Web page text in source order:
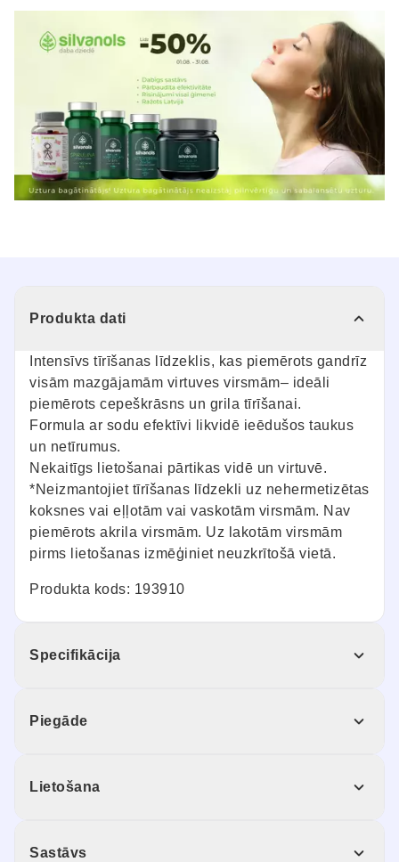
Produkta dati
Intensīvs tīrīšanas līdzeklis, kas piemērots gandrīz
visām mazgājamām virtuves virsmām– ideāli
piemērots cepeškrāsns un grila tīrīšanai.
Formula ar sodu efektīvi likvidē ieēdušos taukus
un netīrumus.
Nekaitīgs lietošanai pārtikas vidē un virtuvē.
*Neizmantojiet tīrīšanas līdzekli uz nehermetizētas
koksnes vai eļļotām vai vaskotām virsmām. Nav
piemērots akrila virsmām. Uz lakotām virsmām
pirms lietošanas izmēģiniet neuzkrītošā vietā.
Produkta kods: 193910
Specifikācija
Piegāde
Lietošana
Sastāvs